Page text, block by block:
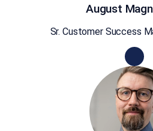
August
Sr. Customer Success